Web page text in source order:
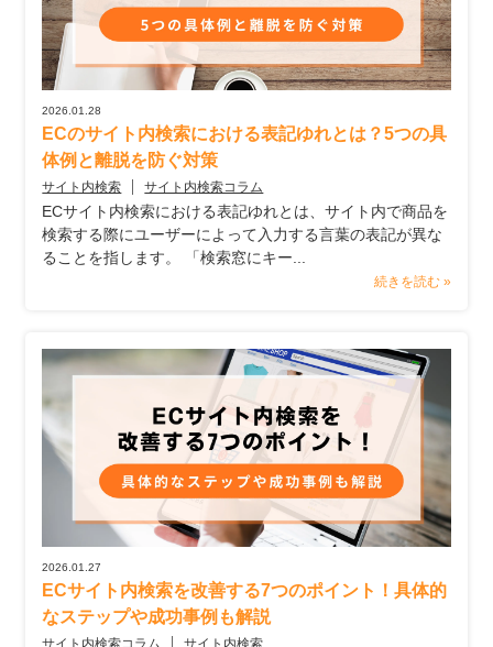
2026.01.28
ECのサイト内検索における表記ゆれとは？5つの具
体例と離脱を防ぐ対策
サイト内検索 サイト内検索コラム
ECサイト内検索における表記ゆれとは、サイト内で商品を
検索する際にユーザーによって入力する言葉の表記が異な
ることを指します。 「検索窓にキー...
続きを読む »
2026.01.27
ECサイト内検索を改善する7つのポイント！具体的
なステップや成功事例も解説
サイト内検索コラム サイト内検索